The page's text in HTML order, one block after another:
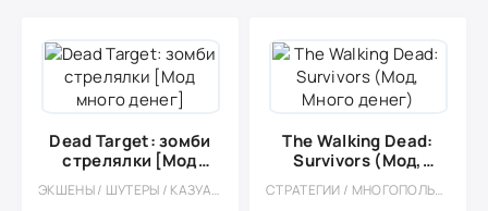
Dead Target: зомби
стрелялки [Мод
много денег]
ЭКШЕНЫ / ШУТЕРЫ / КАЗУАЛЬНЫЕ / ОДНОПОЛЬЗОВАТЕЛЬСКИЕ / СТИЛИЗАЦИЯ / ОФЛАЙН / 3D / РАЗВИВАЮЩИЕ / ЗОМБИ / МОД / ВЫЖИВАНИЕ / БОССЫ / PVP
The Walking Dead:
Survivors (Мод,
Много денег)
СТРАТЕГИИ / МНОГОПОЛЬЗОВАТЕЛЬСКАЯ / СОРЕВНОВАТЕЛЬНАЯ / ОДНОПОЛЬЗОВАТЕЛЬСКИЕ / СТИЛИЗАЦИЯ / РЕАЛИЗМ / МОД / БОЛЬШАЯ / ЗОМБИ / 3D / ВЫЖИВАНИЕ / ВСТРОЕННЫЙ КЕШ